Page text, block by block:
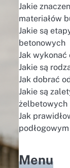
Jakie
materiałów
Jakie są
betonowych
Jak wykonać
Jakie są
Jak dobrać
Jakie są
żelbetowych
Jak
podłogowym
Menu